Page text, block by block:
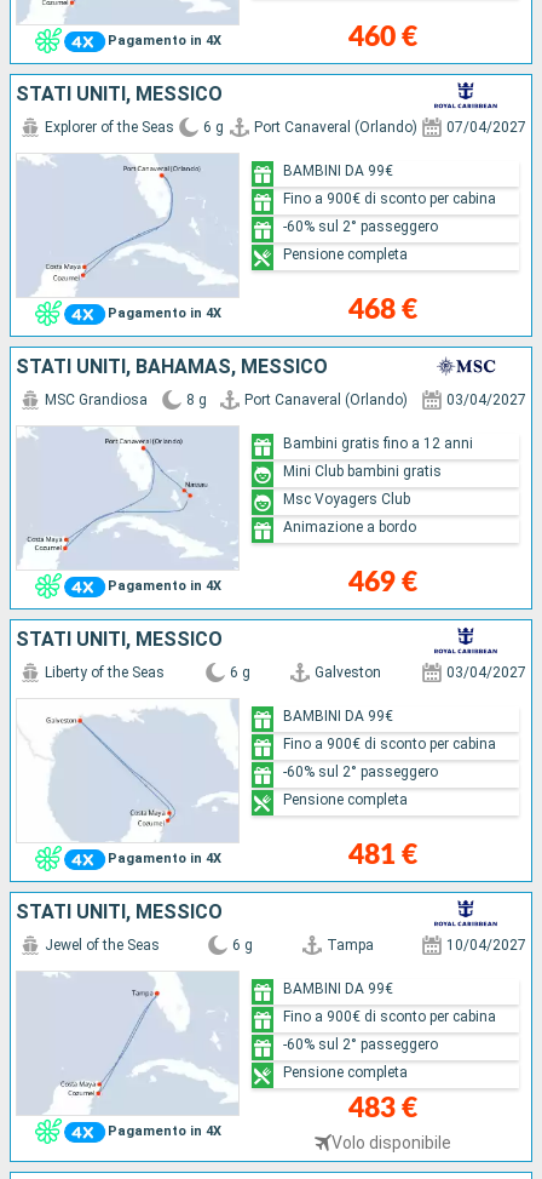
Pagamento in 4X 460 €
STATI UNITI, MESSICO
Pagamento in 4X
Explorer of the Seas 6 g Port Canaveral (Orlando) 07/04/2027
468 €
BAMBINI DA 99€
Fino a 900€ di sconto per cabina
-60% sul 2° passeggero
Pensione completa
STATI UNITI, BAHAMAS, MESSICO
Pagamento in 4X
MSC Grandiosa 8 g Port Canaveral (Orlando) 03/04/2027
469 €
Bambini gratis fino a 12 anni
Mini Club bambini gratis
Msc Voyagers Club
Animazione a bordo
STATI UNITI, MESSICO
Pagamento in 4X
Liberty of the Seas 6 g Galveston 03/04/2027
481 €
BAMBINI DA 99€
Fino a 900€ di sconto per cabina
-60% sul 2° passeggero
Pensione completa
STATI UNITI, MESSICO
Pagamento in 4X
Jewel of the Seas 6 g Tampa 10/04/2027
483 €
Volo disponibile
BAMBINI DA 99€
Fino a 900€ di sconto per cabina
-60% sul 2° passeggero
Pensione completa